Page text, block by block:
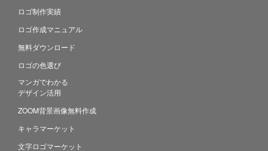
ロゴ制作実績
ロゴ作成マニュアル
無料ダウンロード
ロゴの色選び
マンガでわかる
デザイン活用
ZOOM背景画像無料作成
キャラマーケット
文字ロゴマーケット